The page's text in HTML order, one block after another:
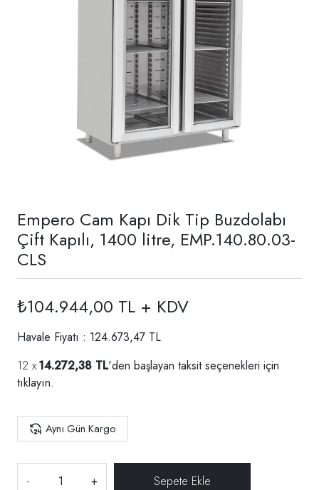
Empero Cam Kapı Dik Tip Buzdolabı
Çift Kapılı, 1400 litre, EMP.140.80.03-
CLS
₺104.944,00 TL + KDV
Havale Fiyatı : 124.673,47 TL
14.272,38 TL'den başlayan taksit seçenekleri için
tıklayın.
Aynı Gün Kargo
- +